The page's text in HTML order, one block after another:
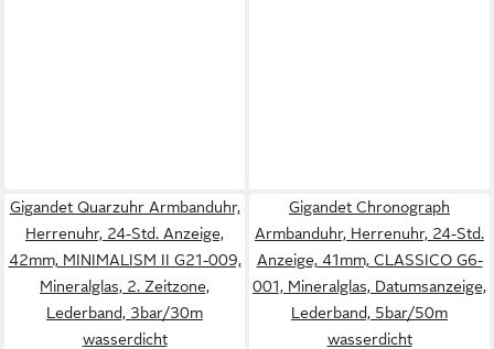
Gigandet Quarzuhr Armbanduhr,
Herrenuhr, 24-Std. Anzeige,
42mm, MINIMALISM II G21-009,
Mineralglas, 2. Zeitzone,
Lederband, 3bar/30m
wasserdicht
Gigandet Chronograph
Armbanduhr, Herrenuhr, 24-Std.
Anzeige, 41mm, CLASSICO G6-
001, Mineralglas, Datumsanzeige,
Lederband, 5bar/50m
wasserdicht